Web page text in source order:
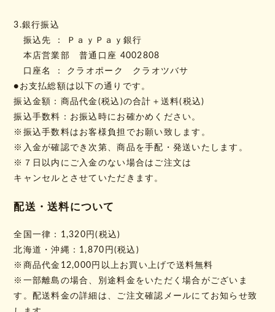
3.銀行振込
振込先 ： ＰａｙＰａｙ銀行
本店営業部 普通口座 4002808
口座名 ： クラオポーク クラオツバサ
●お支払総額は以下の通りです。
振込金額：商品代金(税込)の合計＋送料(税込)
振込手数料：お振込時にお確かめください。
※振込手数料はお客様負担でお願い致します。
※入金が確認でき次第、商品を手配・発送いたします。
※７日以内にご入金のない場合はご注文は
キャンセルとさせていただきます。
配送・送料について
全国一律：1,320円(税込)
北海道・沖縄：1,870円(税込)
※商品代金12,000円以上お買い上げで送料無料
※一部離島の場合、別途料金をいただく場合がございま
す。配送料金の詳細は、ご注文確認メールにてお知らせ致